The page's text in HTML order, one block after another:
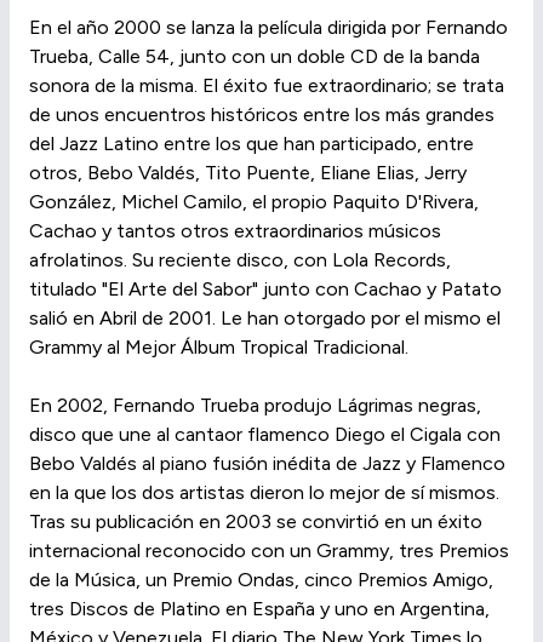
En el año 2000 se lanza la película dirigida por Fernando
Trueba, Calle 54, junto con un doble CD de la banda
sonora de la misma. El éxito fue extraordinario; se trata
de unos encuentros históricos entre los más grandes
del Jazz Latino entre los que han participado, entre
otros, Bebo Valdés, Tito Puente, Eliane Elias, Jerry
González, Michel Camilo, el propio Paquito D'Rivera,
Cachao y tantos otros extraordinarios músicos
afrolatinos. Su reciente disco, con Lola Records,
titulado "El Arte del Sabor" junto con Cachao y Patato
salió en Abril de 2001. Le han otorgado por el mismo el
Grammy al Mejor Álbum Tropical Tradicional.
En 2002, Fernando Trueba produjo Lágrimas negras,
disco que une al cantaor flamenco Diego el Cigala con
Bebo Valdés al piano fusión inédita de Jazz y Flamenco
en la que los dos artistas dieron lo mejor de sí mismos.
Tras su publicación en 2003 se convirtió en un éxito
internacional reconocido con un Grammy, tres Premios
de la Música, un Premio Ondas, cinco Premios Amigo,
tres Discos de Platino en España y uno en Argentina,